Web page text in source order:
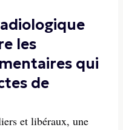
les
qui
de
et libéraux, une